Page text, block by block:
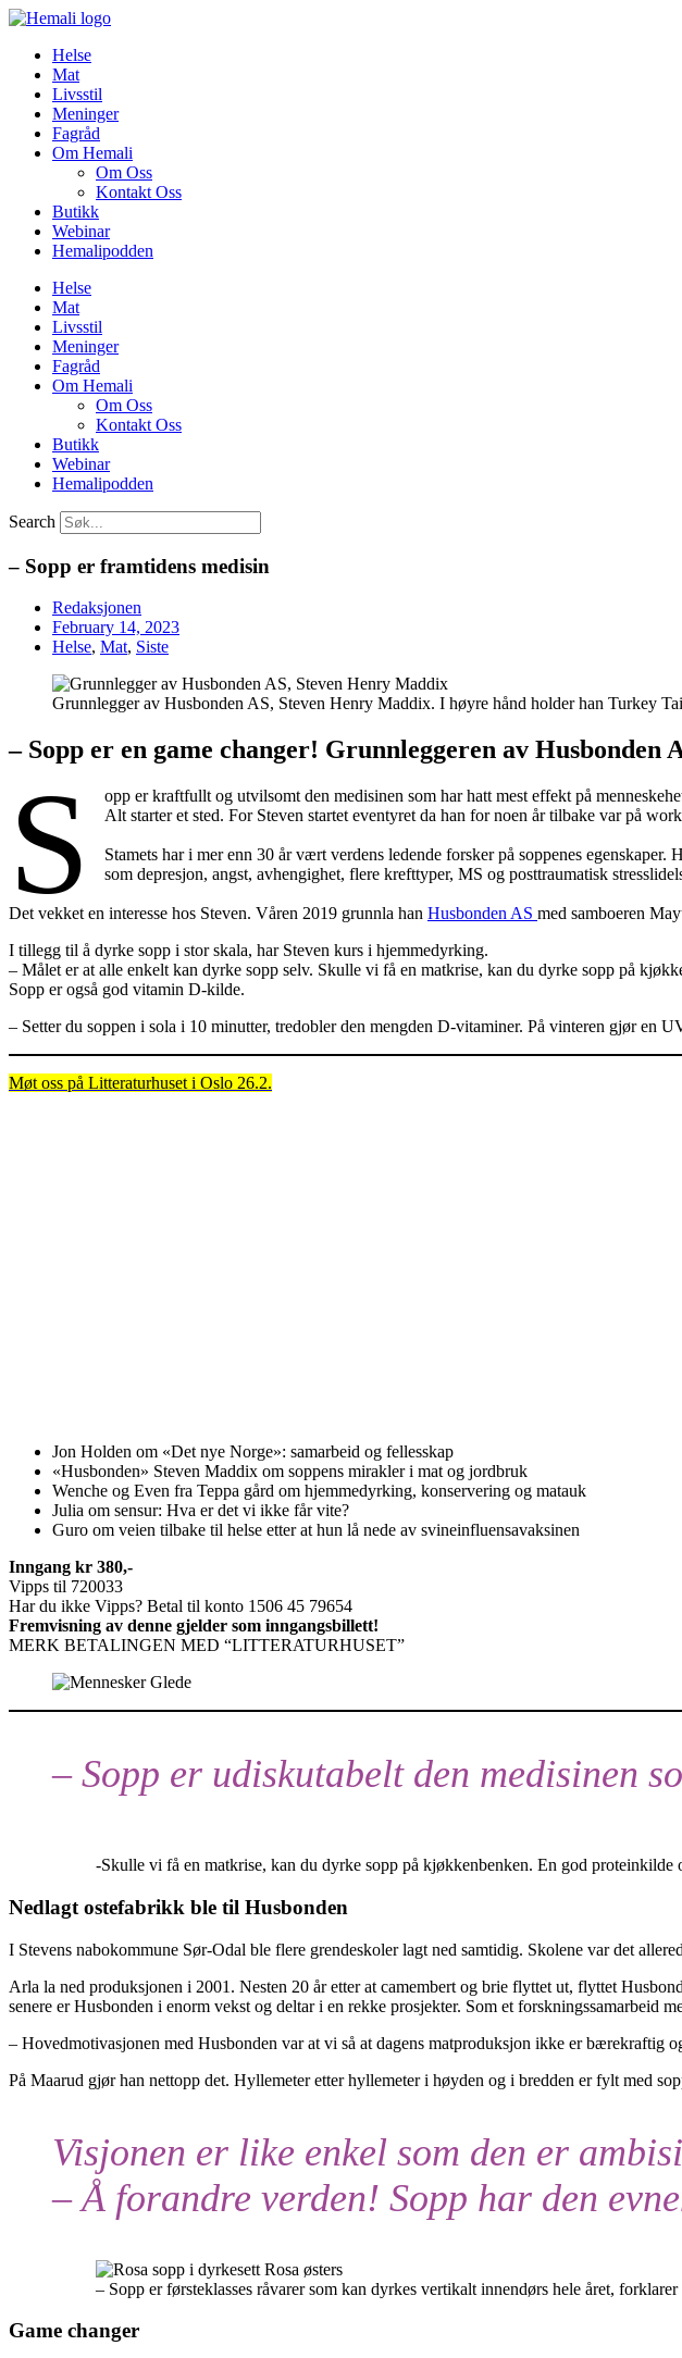
Skip
contentHelse
Mat
Livsstil
Meninger
Fagråd
Om Hemali
Om Oss
Kontakt Oss
Butikk
Webinar
Hemalipodden
Helse
Mat
Livsstil
Meninger
Fagråd
Om Hemali
Om Oss
Kontakt Oss
Butikk
Webinar
Hemalipodden
Search
– Sopp er framtidens medisin
Redaksjonen
February 14, 2023
Helse, Mat, Siste
Grunnlegger av Husbonden AS, Steven Henry Maddix. I høyre hånd holder han Turkey
– Sopp er en game changer! Grunnleggeren av Husbonden
S
opp er kraftfullt og utvilsomt den medisinen som har hatt mest effekt på
Alt starter et sted. For Steven startet eventyret da han for noen år tilbake var på
Stamets har i mer enn 30 år vært verdens ledende forsker på soppenes
som depresjon, angst, avhengighet, flere krefttyper, MS og posttraumatisk
Det vekket en interesse hos Steven. Våren 2019 grunnla han Husbonden AS med samboeren
I tillegg til å dyrke sopp i stor skala, har Steven kurs i hjemmedyrking.
– Målet er at alle enkelt kan dyrke sopp selv. Skulle vi få en matkrise, kan du dyrke sopp på
Sopp er også god vitamin D-kilde.
– Setter du soppen i sola i 10 minutter, tredobler den mengden D-vitaminer. På vinteren gjør en
Møt oss på Litteraturhuset i Oslo 26.2.
Jon Holden om «Det nye Norge»: samarbeid og fellesskap
«Husbonden» Steven Maddix om soppens mirakler i mat og jordbruk
Wenche og Even fra Teppa gård om hjemmedyrking, konservering og matauk
Julia om sensur: Hva er det vi ikke får vite?
Guro om veien tilbake til helse etter at hun lå nede av svineinfluensavaksinen
Inngang kr 380,-
Vipps til 720033
Har du ikke Vipps? Betal til konto 1506 45 79654
Fremvisning av denne gjelder som inngangsbillett!
MERK BETALINGEN MED “LITTERATURHUSET”
– Sopp er udiskutabelt den medisinen
-Skulle vi få en matkrise, kan du dyrke sopp på kjøkkenbenken. En god proteinkilde
Nedlagt ostefabrikk ble til Husbonden
I Stevens nabokommune Sør-Odal ble flere grendeskoler lagt ned samtidig. Skolene var det
Arla la ned produksjonen i 2001. Nesten 20 år etter at camembert og brie flyttet ut, flyttet
senere er Husbonden i enorm vekst og deltar i en rekke prosjekter. Som et forskningssamarbeid
– Hovedmotivasjonen med Husbonden var at vi så at dagens matproduksjon ikke er bærekraftig
På Maarud gjør han nettopp det. Hyllemeter etter hyllemeter i høyden og i bredden er fylt med
Visjonen er like enkel som den er
– Å forandre verden! Sopp har den
– Sopp er førsteklasses råvarer som kan dyrkes vertikalt innendørs hele året,
Game changer